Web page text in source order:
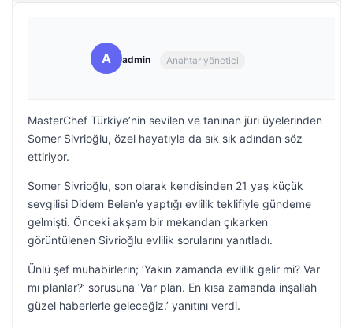
A admin Anahtar yönetici
MasterChef Türkiye’nin sevilen ve tanınan jüri üyelerinden
Somer Sivrioğlu, özel hayatıyla da sık sık adından söz
ettiriyor.
Somer Sivrioğlu, son olarak kendisinden 21 yaş küçük
sevgilisi Didem Belen’e yaptığı evlilik teklifiyle gündeme
gelmişti. Önceki akşam bir mekandan çıkarken
görüntülenen Sivrioğlu evlilik sorularını yanıtladı.
Ünlü şef muhabirlerin; ‘Yakın zamanda evlilik gelir mi? Var
mı planlar?’ sorusuna ‘Var plan. En kısa zamanda inşallah
güzel haberlerle geleceğiz.’ yanıtını verdi.